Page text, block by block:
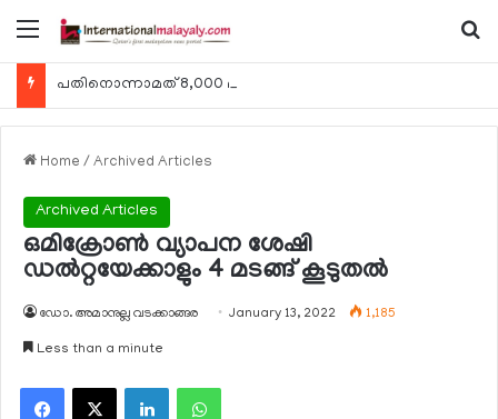
Menu
Home / Archived Articles
Archived Articles
ഒമിക്രോണ്‍ വ്യാപന ശേഷി
ഡല്‍റ്റയേക്കാളും 4 മടങ്ങ് കൂടുതല്‍
ഡോ. അമാനുല്ല വടക്കാങ്ങര January 13, 2022 1,185
Less than a minute
Facebook
X LinkedInWhatsApp